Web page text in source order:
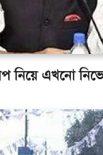
নিয়ে এখনো নিভে